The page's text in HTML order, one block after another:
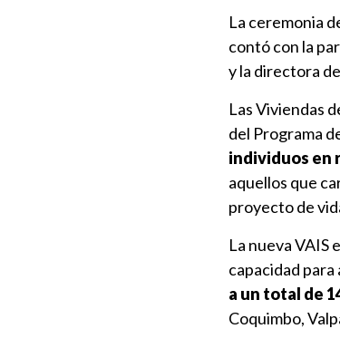
La ceremonia
contó con la
y la directora
Las Viviendas
del Programa
individuos en
aquellos que
proyecto de
La nueva VAIS
capacidad
a un total de
Coquimbo,